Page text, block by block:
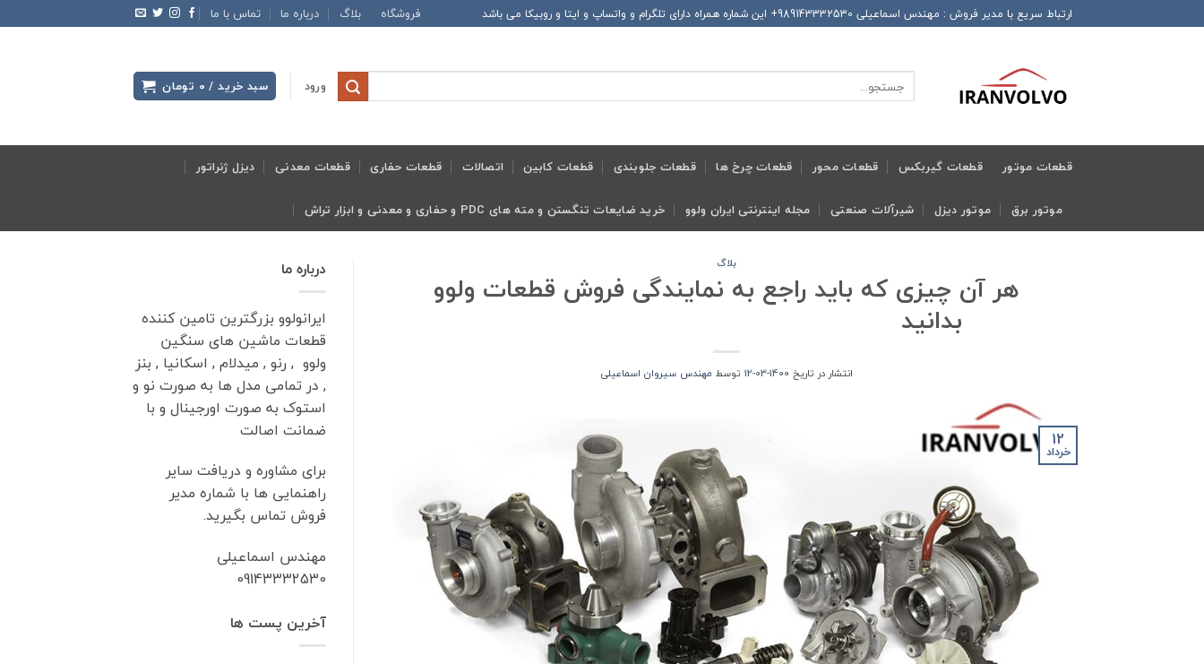
to
ارتباط سریع با مدیر فروش : مهندس اسماعیلی 989143332530+ این شماره همراه دارای تلگرام و واتساپ و ایتا و روبیکا می باشد فروشگاه بلاگ درباره ما تماس با ما
جستجو
برای:
ورود سبد خرید / 0 تومان
قطعات موتور قطعات گیربکس قطعات محور قطعات چرخ ها قطعات جلوبندی قطعات کابین اتصالات قطعات حفاری قطعات معدنی دیزل ژنراتور
موتور برق موتور دیزل شیرآلات صنعتی مجله اینترنتی ایران ولوو خرید ضایعات تنگستن و مته های PDC و حفاری و معدنی و ابزار تراش
بلاگ
هر آن چیزی که باید راجع به نمایندگی فروش قطعات ولوو
بدانید
انتشار در تاریخ 1400-03-12 توسط مهندس سیروان اسماعیلی
12
خرداد
درباره ما
ایرانولوو بزرگترین تامین کننده
قطعات ماشین های سنگین
ولوو , رنو , میدلام , اسکانیا , بنز
, در تمامی مدل ها به صورت نو و
استوک به صورت اورجینال و با
ضمانت اصالت
برای مشاوره و دریافت سایر
راهنمایی ها با شماره مدیر
فروش تماس بگیرید.
مهندس اسماعیلی
09143332530
آخرین پست ها